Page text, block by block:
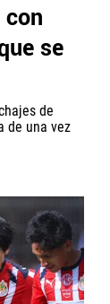
se
de
de una vez